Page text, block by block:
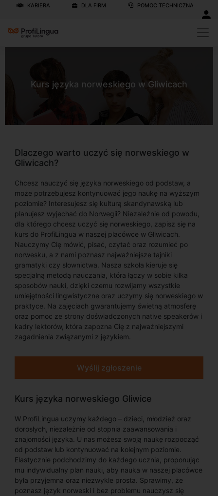
KARIERA DLA FIRM POMOC TECHNICZNA
Kurs języka norweskiego w Gliwicach
Dlaczego warto uczyć się norweskiego w
Gliwicach?
Chcesz nauczyć się języka norweskiego od podstaw, a
może potrzebujesz kontynuować jego naukę na wyższym
poziomie? Interesujesz się kulturą skandynawską lub
planujesz wyjechać do Norwegii? Niezależnie od powodu,
dla którego chcesz uczyć się norweskiego, zapisz się na
kurs do ProfiLingua w naszej placówce w Gliwicach.
Nauczymy Cię mówić, pisać, czytać oraz rozumieć po
norwesku, a z nami poznasz najważniejsze tajniki
gramatyki czy słownictwa. Nasza szkoła kieruje się
specjalną metodą nauczania, która łączy w sobie kilka
sposobów nauki, dzięki czemu rozwijamy wszystkie
umiejętności lingwistyczne oraz uczymy się norweskiego w
praktyce. Na zajęciach gwarantujemy świetną atmosferę
oraz pomoc ze strony doświadczonych native speakerów i
kadry lektorów, która zapozna Cię z najważniejszymi
zagadnienia związanymi z językiem.
Wyślij zgłoszenie
Kurs języka norweskiego Gliwice
W ProfiLingua uczymy każdego – dzieci, młodzież oraz
dorosłych, niezależnie od stopnia zaawansowania i
znajomości języka. U nas możesz swoją naukę rozpocząć
od podstaw lub kontynuować na kolejnym poziomie.
Elastycznie podchodzimy do każdego ucznia, proponując
mu indywidualny plan nauki, aby nauka w naszej placówce
była przyjemna oraz niezwykle prosta. Sprawimy, że
poznasz język norweski i bez problemu nauczysz się